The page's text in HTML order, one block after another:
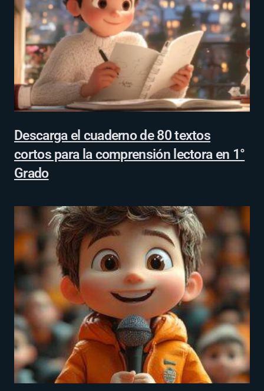
Descarga el cuaderno de 80 textos
cortos para la comprensión lectora en 1°
Grado